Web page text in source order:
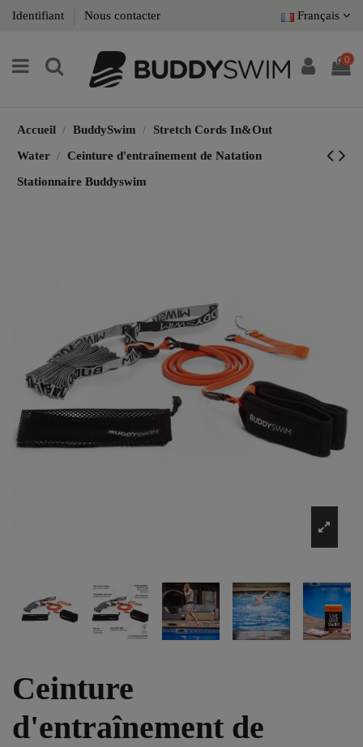
Identifiant Nous contacter Français
0
Accueil BuddySwim
Stretch Cords In&Out
Water
Ceinture d'entraînement de Natation
Stationnaire Buddyswim
Ceinture
d'entraînement de